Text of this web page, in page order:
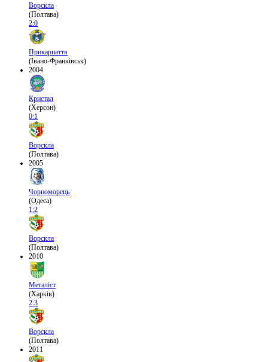
Ворскла
(Полтава)
2:0
Прикарпаття
(Івано-Франківськ)
2004
Кристал
(Херсон)
0:1
Ворскла
(Полтава)
2005
Чорноморець
(Одеса)
1:2
Ворскла
(Полтава)
2010
Металіст
(Харків)
2:3
Ворскла
(Полтава)
2011